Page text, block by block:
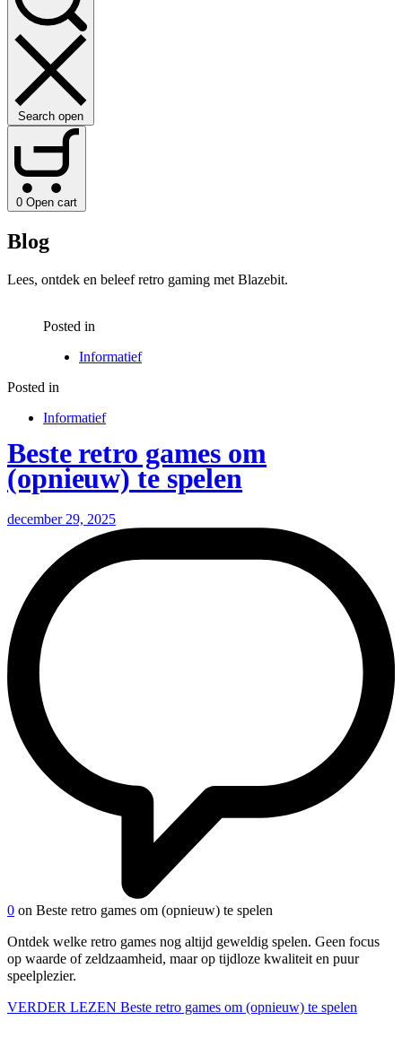
Search open
0 Open cart
Blog
Lees, ontdek en beleef retro gaming met Blazebit.
Posted in
Informatief
Posted in
Informatief
Beste retro games om
(opnieuw) te spelen
december 29, 2025
0 on Beste retro games om (opnieuw) te spelen
Ontdek welke retro games nog altijd geweldig spelen. Geen focus
op waarde of zeldzaamheid, maar op tijdloze kwaliteit en puur
speelplezier.
VERDER LEZEN Beste retro games om (opnieuw) te spelen